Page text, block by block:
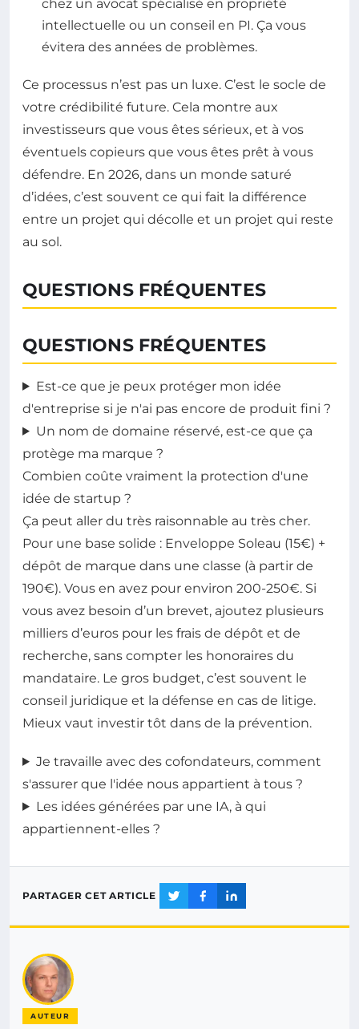
chez un avocat spécialisé en propriété
intellectuelle ou un conseil en PI. Ça vous
évitera des années de problèmes.
Ce processus n’est pas un luxe. C’est le socle de
votre crédibilité future. Cela montre aux
investisseurs que vous êtes sérieux, et à vos
éventuels copieurs que vous êtes prêt à vous
défendre. En 2026, dans un monde saturé
d’idées, c’est souvent ce qui fait la différence
entre un projet qui décolle et un projet qui reste
au sol.
QUESTIONS FRÉQUENTES
QUESTIONS FRÉQUENTES
Est-ce que je peux protéger mon idée
d'entreprise si je n'ai pas encore de produit fini ?
Un nom de domaine réservé, est-ce que ça
protège ma marque ?
Combien coûte vraiment la protection d'une
idée de startup ?
Ça peut aller du très raisonnable au très cher.
Pour une base solide : Enveloppe Soleau (15€) +
dépôt de marque dans une classe (à partir de
190€). Vous en avez pour environ 200-250€. Si
vous avez besoin d’un brevet, ajoutez plusieurs
milliers d’euros pour les frais de dépôt et de
recherche, sans compter les honoraires du
mandataire. Le gros budget, c’est souvent le
conseil juridique et la défense en cas de litige.
Mieux vaut investir tôt dans de la prévention.
Je travaille avec des cofondateurs, comment
s'assurer que l'idée nous appartient à tous ?
Les idées générées par une IA, à qui
appartiennent-elles ?
PARTAGER CET ARTICLE
AUTEUR